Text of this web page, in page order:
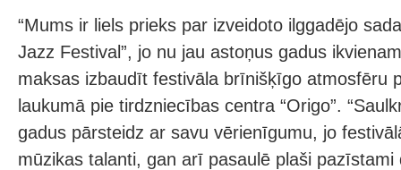
“Mums ir liels prieks par izveidoto ilggadējo
Jazz Festival”, jo nu jau astoņus gadus
maksas izbaudīt festivāla brīnišķīgo atmosfēru
laukumā pie tirdzniecības centra “Origo”.
gadus pārsteidz ar savu vērienīgumu, jo
mūzikas talanti, gan arī pasaulē plaši pazīstami